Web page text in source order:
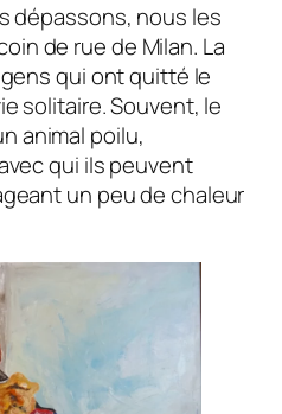
dépassons, nous les
de rue de Milan. La
qui ont quitté le
solitaire. Souvent, le
animal poilu,
qui ils peuvent
un peu de chaleur